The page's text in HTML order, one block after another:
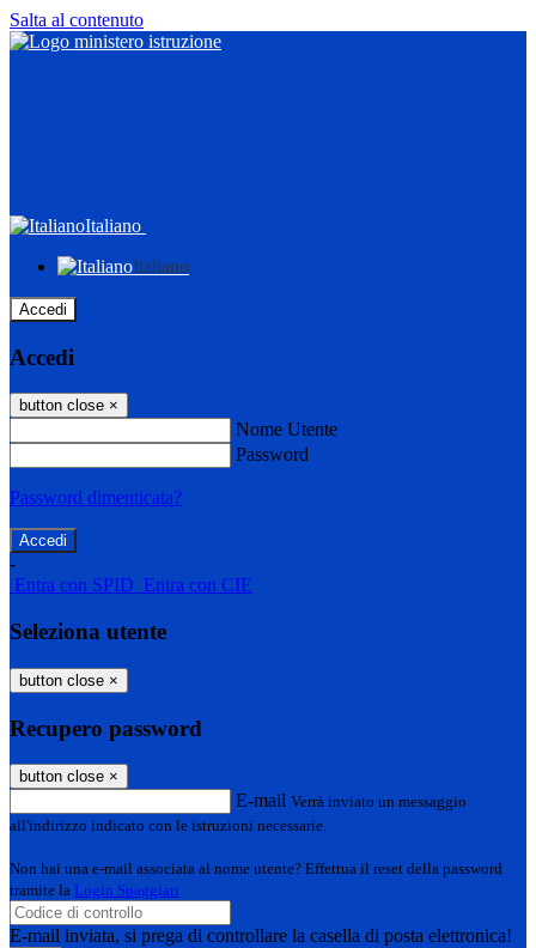
Salta al contenuto
Italiano
Italiano
Accedi
Accedi
button close ×
Nome Utente
Password
Password dimenticata?
-
Entra con SPID Entra con CIE
Seleziona utente
button close ×
Recupero password
button close ×
E-mail Verrà inviato un messaggio
all'indirizzo indicato con le istruzioni necessarie.
Non hai una e-mail associata al nome utente? Effettua il reset della password
tramite la Login Spaggiari
E-mail inviata, si prega di controllare la casella di posta elettronica!